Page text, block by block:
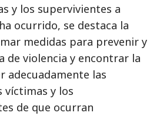
y los supervivientes a
ocurrido, se destaca la
medidas para prevenir y
de violencia y encontrar la
adecuadamente las
víctimas y los
de que ocurran